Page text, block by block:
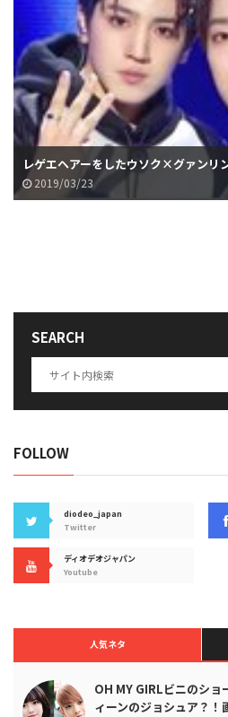
レゲエヘアーをしたウソク×グァンリ
2019/03/23
SEARCH
FOLLOW
diodeo_japan
Twitter
ディオデオジャパン
Youtube
人気ネタ
OH MY GIRLビニのショ
ィーンのジョシュア？！